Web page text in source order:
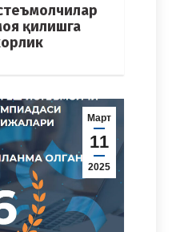
қилишга
Март
11
2025